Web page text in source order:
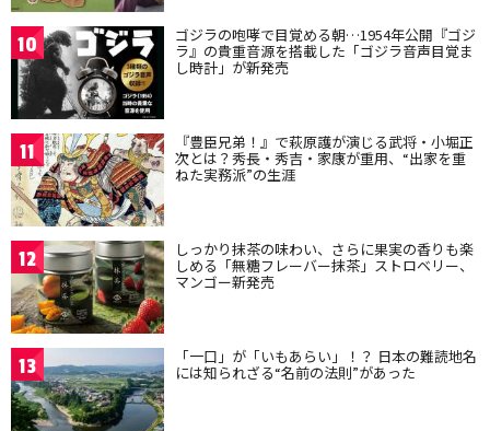
10 ゴジラの咆哮で目覚める朝…1954年公開『ゴジ
ラ』の貴重音源を搭載した「ゴジラ音声目覚ま
し時計」が新発売
11 『豊臣兄弟！』で萩原護が演じる武将・小堀正
次とは？秀長・秀吉・家康が重用、“出家を重
ねた実務派”の生涯
12 しっかり抹茶の味わい、さらに果実の香りも楽
しめる「無糖フレーバー抹茶」ストロベリー、
マンゴー新発売
13 「一口」が「いもあらい」！？ 日本の難読地名
には知られざる“名前の法則”があった